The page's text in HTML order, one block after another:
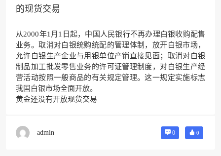
的现货交易
从2000年1月1日起，中国人民银行不再办理白银收购配售
业务。取消对白银统购统配的管理体制，放开白银市场，
允许白银生产企业与用银单位产销直接见面；取消对白银
制品加工批发零售业务的许可证管理制度，对白银生产经
营活动按照一般商品的有关规定管理。这一规定实施标志
我国白银市场全面开放。
黄金还没有开放现货交易
admin 0 0